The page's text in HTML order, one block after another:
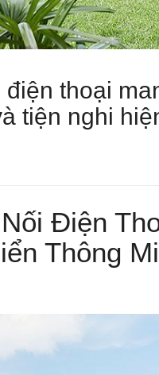
thoại
tiện nghi
Điện
Thông